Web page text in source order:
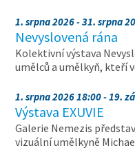
1. srpna 2026 - 31. srpna
Nevyslovená rána
Kolektivní výstava
umělců a umělkyň, kteří
1. srpna 2026 18:00 - 19.
Výstava EXUVIE
Galerie Nemezis
vizuální umělkyně